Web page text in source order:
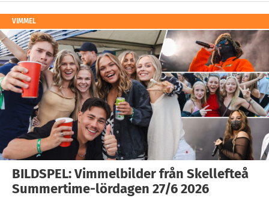
VIMMEL
BILDSPEL: Vimmelbilder från Skellefteå
Summertime-lördagen 27/6 2026